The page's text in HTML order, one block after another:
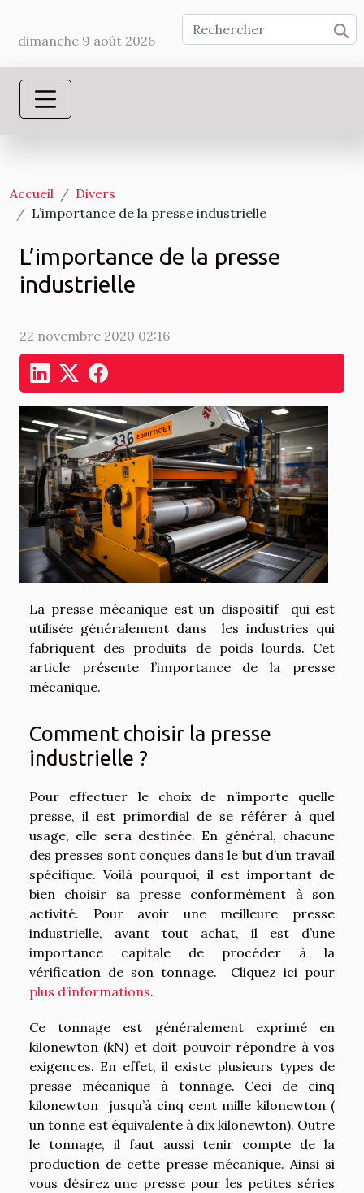
dimanche 9 août 2026
Accueil
Divers
L’importance de la presse industrielle
L’importance de la presse
industrielle
22 novembre 2020 02:16
La presse mécanique est un dispositif qui est
utilisée généralement dans les industries qui
fabriquent des produits de poids lourds. Cet
article présente l’importance de la presse
mécanique.
Comment choisir la presse
industrielle ?
Pour effectuer le choix de n’importe quelle
presse, il est primordial de se référer à quel
usage, elle sera destinée. En général, chacune
des presses sont conçues dans le but d’un travail
spécifique. Voilà pourquoi, il est important de
bien choisir sa presse conformément à son
activité. Pour avoir une meilleure presse
industrielle, avant tout achat, il est d’une
importance capitale de procéder à la
vérification de son tonnage. Cliquez ici pour
plus d’informations.
Ce tonnage est généralement exprimé en
kilonewton (kN) et doit pouvoir répondre à vos
exigences. En effet, il existe plusieurs types de
presse mécanique à tonnage. Ceci de cinq
kilonewton jusqu’à cinq cent mille kilonewton (
un tonne est équivalente à dix kilonewton). Outre
le tonnage, il faut aussi tenir compte de la
production de cette presse mécanique. Ainsi si
vous désirez une presse pour les petites séries